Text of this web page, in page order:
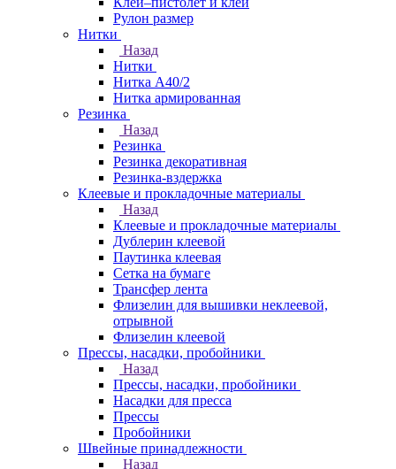
Рулон размер
Нитки
Назад
Нитки
Нитка А40/2
Нитка армированная
Резинка
Назад
Резинка
Резинка декоративная
Резинка-вздержка
Клеевые и прокладочные материалы
Назад
Клеевые и прокладочные материалы
Дублерин клеевой
Паутинка клеевая
Сетка на бумаге
Трансфер лента
Флизелин для вышивки неклеевой,
отрывной
Флизелин клеевой
Прессы, насадки, пробойники
Назад
Прессы, насадки, пробойники
Насадки для пресса
Прессы
Пробойники
Швейные принадлежности
Назад